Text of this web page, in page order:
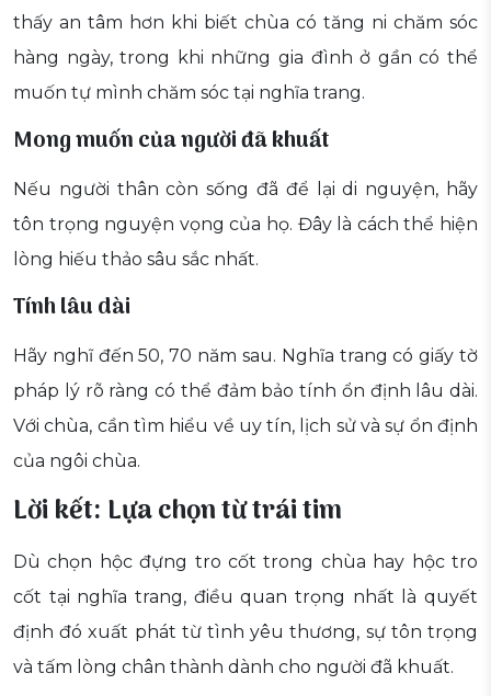
thấy an tâm hơn khi biết chùa có tăng ni chăm sóc
hàng ngày, trong khi những gia đình ở gần có thể
muốn tự mình chăm sóc tại nghĩa trang.
Mong muốn của người đã khuất
Nếu người thân còn sống đã để lại di nguyện, hãy
tôn trọng nguyện vọng của họ. Đây là cách thể hiện
lòng hiếu thảo sâu sắc nhất.
Tính lâu dài
Hãy nghĩ đến 50, 70 năm sau. Nghĩa trang có giấy tờ
pháp lý rõ ràng có thể đảm bảo tính ổn định lâu dài.
Với chùa, cần tìm hiểu về uy tín, lịch sử và sự ổn định
của ngôi chùa.
Lời kết: Lựa chọn từ trái tim
Dù chọn hộc đựng tro cốt trong chùa hay hộc tro
cốt tại nghĩa trang, điều quan trọng nhất là quyết
định đó xuất phát từ tình yêu thương, sự tôn trọng
và tấm lòng chân thành dành cho người đã khuất.